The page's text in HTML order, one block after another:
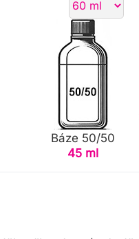
Báze 50/50
45 ml